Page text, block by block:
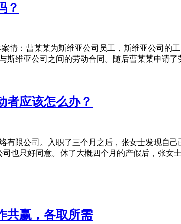
？
情：曹某某为斯维亚公司员工，斯维亚公司的
斯维亚公司之间的劳动合同。随后曹某某申请
者应该怎么办？
有限公司。入职了三个月之后，张女士发现自
也只好同意。休了大概四个月的产假后，张女
共赢，各取所需